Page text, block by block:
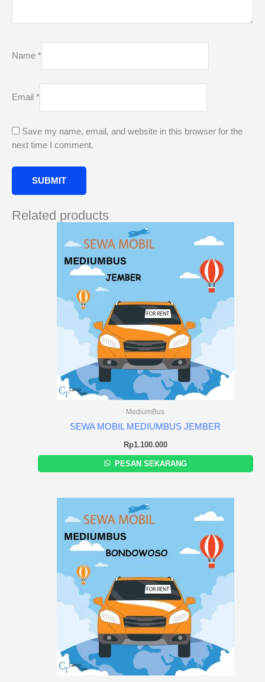
Name *
Email *
Save my name, email, and website in this browser for the
next time I comment.
Related products
MediumBus
SEWA MOBIL MEDIUMBUS JEMBER
Rp1.100.000
PESAN SEKARANG